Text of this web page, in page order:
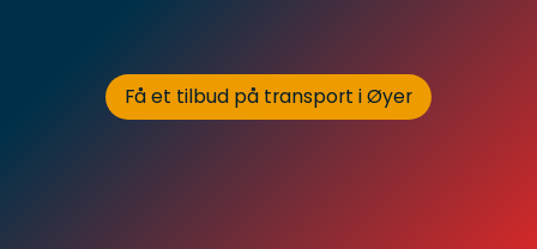
Få et tilbud på transport i Øyer